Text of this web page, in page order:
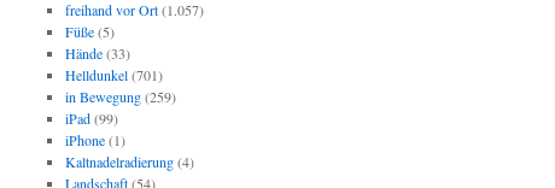
freihand vor Ort(1.057)
Füße(5)
Hände(33)
Helldunkel(701)
in Bewegung(259)
iPad(99)
iPhone(1)
Kaltnadelradierung(4)
Landschaft(54)